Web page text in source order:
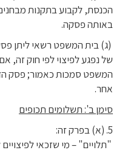
הכנסת, לקבוע בתקנות
באותה פסקה.
(ג) בית המשפט רשאי ליתן
של נפגע לפיצוי לפי חוק זה,
המשפט סמכות כאמור; פסק
אחר.
סימן ב': תשלומים תכופים
5. (א) בפרק זה:
"תלויים" – מי שזכאי לפיצויים לפי סעיף 78